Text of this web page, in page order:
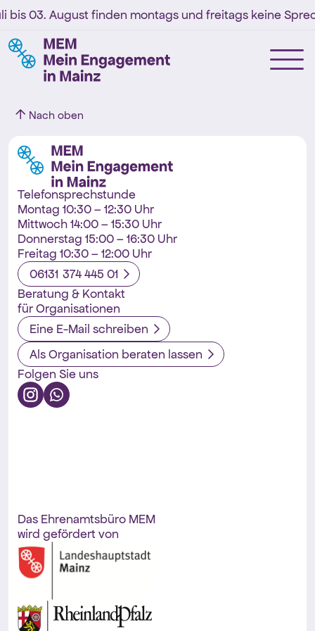
bis 03. August finden montags und freitags keine
Nach oben
Telefonsprechstunde
Montag 10:30 – 12:30 Uhr
Mittwoch 14:00 – 15:30 Uhr
Donnerstag 15:00 – 16:30 Uhr
Freitag 10:30 – 12:00 Uhr
06131 374 445 01
Beratung & Kontakt
für Organisationen
Eine E-Mail schreiben
Als Organisation beraten lassen
Folgen Sie uns
Das Ehrenamtsbüro MEM
wird gefördert von